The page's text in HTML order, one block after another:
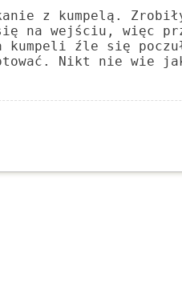
z kumpelą.
na wejściu, więc
źle się
Nikt nie wie